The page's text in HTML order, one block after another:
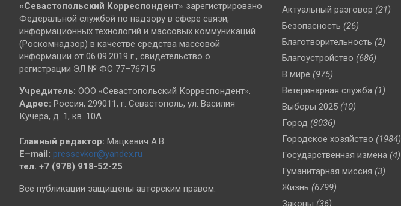
«Севастопольский Корреспондент» зарегистрировано
Федеральной службой по надзору в сфере связи,
информационных технологий и массовых коммуникаций
(Роскомнадзор) в качестве средства массовой
информации от 06.09.2019 г., свидетельство о
регистрации ЭЛ № ФС 77–76715
Учредитель: ООО «Севастопольский Корреспондент».
Адрес: Россия, 299011, г. Севастополь, ул. Василия
Кучера, д. 1, кв. 10А
Главный редактор: Мацкевич А.В.
E–mail: pressevkor@yandex.ru
тел. +7 (978) 918-52-25
Все публикации защищены авторским правом.
Актуальный разговор (21)
Безопасность (26)
Благотворительность (2)
Благоустройство (686)
В мире (975)
Ветеринарная служба (1)
Выборы 2025 (10)
Город (8036)
Городское хозяйство (1984)
Государственная измена (4)
Гуманитарная миссия (3)
Жизнь (6799)
Законы (36)